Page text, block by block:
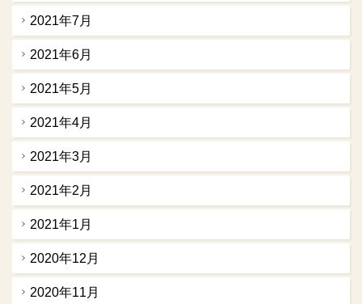
2021年7月
2021年6月
2021年5月
2021年4月
2021年3月
2021年2月
2021年1月
2020年12月
2020年11月